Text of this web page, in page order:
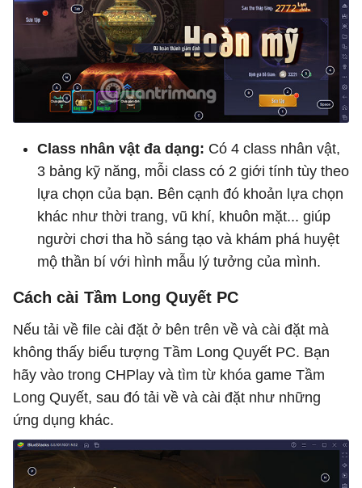
Class nhân vật đa dạng: Có 4 class nhân vật,
3 bảng kỹ năng, mỗi class có 2 giới tính tùy theo
lựa chọn của bạn. Bên cạnh đó khoản lựa chọn
khác như thời trang, vũ khí, khuôn mặt... giúp
người chơi tha hồ sáng tạo và khám phá huyệt
mộ thần bí với hình mẫu lý tưởng của mình.
Cách cài Tầm Long Quyết PC
Nếu tải về file cài đặt ở bên trên về và cài đặt mà
không thấy biểu tượng Tầm Long Quyết PC. Bạn
hãy vào trong CHPlay và tìm từ khóa game Tầm
Long Quyết, sau đó tải về và cài đặt như những
ứng dụng khác.